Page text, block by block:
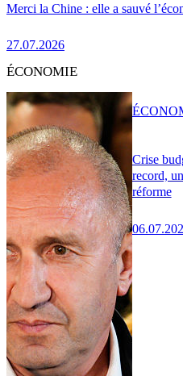
Merci la Chine : elle a sauvé
27.07.2026
ÉCONOMIE
Crise
record,
réforme